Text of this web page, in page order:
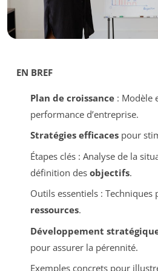
EN BREF
Plan de croissance: Modèle
performance d’entreprise.
Stratégies efficacespour
Étapes clés : Analyse de la
définition des objectifs.
Outils essentiels :
ressources.
Développement
pour assurer la pérennité.
Exemples concrets pour